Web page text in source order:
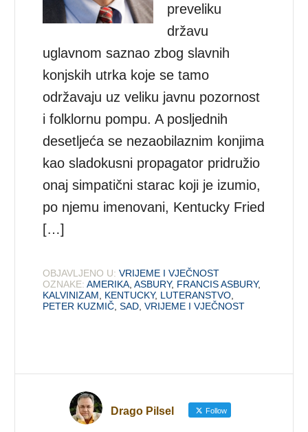
preveliku
državu
uglavnom saznao zbog slavnih
konjskih utrka koje se tamo
održavaju uz veliku javnu pozornost
i folklornu pompu. A posljednih
desetljeća se nezaobilaznim konjima
kao sladokusni propagator pridružio
onaj simpatični starac koji je izumio,
po njemu imenovani, Kentucky Fried
[…]
OBJAVLJENO U: VRIJEME I VJEČNOST
OZNAKE: AMERIKA ,ASBURY, FRANCIS ASBURY,
KALVINIZAM
KENTUCKY, LUTERANSTVO
PETER KUZMIČ ,SAD ,VRIJEME I VJEČNOST
Drago Pilsel Follow